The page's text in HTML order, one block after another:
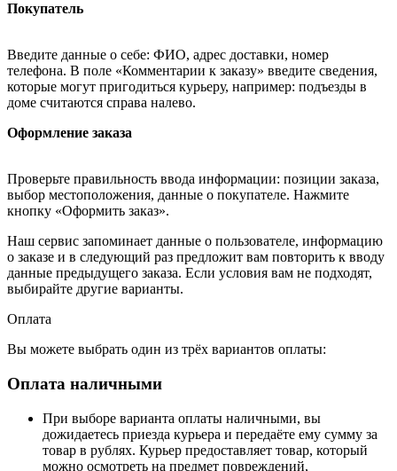
Покупатель
Введите данные о себе: ФИО, адрес доставки, номер
телефона. В поле «Комментарии к заказу» введите сведения,
которые могут пригодиться курьеру, например: подъезды в
доме считаются справа налево.
Оформление заказа
Проверьте правильность ввода информации: позиции заказа,
выбор местоположения, данные о покупателе. Нажмите
кнопку «Оформить заказ».
Наш сервис запоминает данные о пользователе, информацию
о заказе и в следующий раз предложит вам повторить к вводу
данные предыдущего заказа. Если условия вам не подходят,
выбирайте другие варианты.
Оплата
Вы можете выбрать один из трёх вариантов оплаты:
Оплата наличными
При выборе варианта оплаты наличными, вы
дожидаетесь приезда курьера и передаёте ему сумму за
товар в рублях. Курьер предоставляет товар, который
можно осмотреть на предмет повреждений,